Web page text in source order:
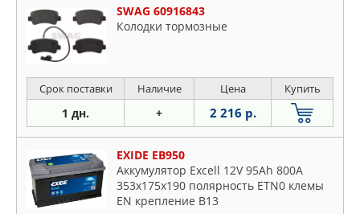
SWAG 60916843
Колодки тормозные
Срок поставки Наличие Цена Купить
1 дн. + 2 216 р.
EXIDE EB950
Аккумулятор Excell 12V 95Ah 800A
353х175х190 полярность ETN0 клемы
EN крепление B13